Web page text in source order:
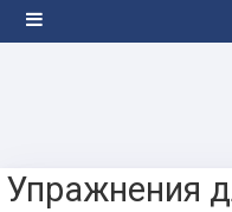
Боковая панель
Упражнения